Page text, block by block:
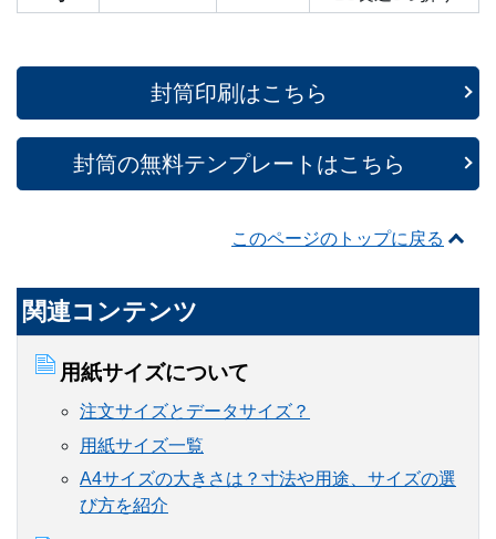
封筒印刷はこちら
封筒の無料テンプレートはこちら
このページのトップに戻る
関連コンテンツ
用紙サイズについて
注文サイズとデータサイズ？
用紙サイズ一覧
A4サイズの大きさは？寸法や用途、サイズの選
び方を紹介